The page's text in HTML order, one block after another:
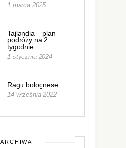
1 marca 2025
Tajlandia – plan
podróży na 2
tygodnie
1 stycznia 2024
Ragu bolognese
14 września 2022
ARCHIWA